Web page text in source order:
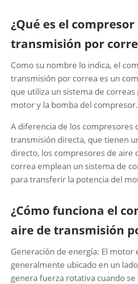
¿Qué es el
transmisión por
Como su nombre lo indica, el
transmisión por correa es un
que utiliza un sistema de correas
motor y la bomba del compresor.
A diferencia de los compresores
transmisión directa, que tienen
directo, los compresores de aire
correa emplean un sistema de
para transferir la potencia del
¿Cómo funciona el
aire de transmisión
Generación de energía: El motor
generalmente ubicado en un
genera fuerza rotativa cuando